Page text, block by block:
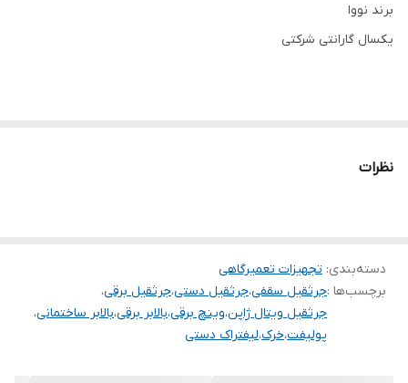
برند نووا
یکسال گارانتی شرکتی
نظرات
دسته‌بندی: تجهیزات تعمیرگاهی
برچسب‌ها :جرثقیل سقفی،جرثقیل دستی،جرثقیل برقی،
جرثقیل ویتال ژاپن،وینچ برقی،بالابر برقی،بالابر ساختمانی،
پولیفت،خرک،لیفتراک دستی